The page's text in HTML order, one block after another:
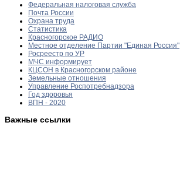
Федеральная налоговая служба
Почта России
Охрана труда
Статистика
Красногорское РАДИО
Местное отделение Партии "Единая Россия"
Росреестр по УР
МЧС информирует
КЦСОН в Красногорском районе
Земельные отношения
Управление Роспотребнадзора
Год здоровья
ВПН - 2020
Важные ссылки